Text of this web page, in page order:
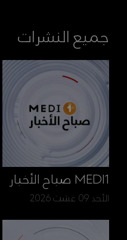
جميع النشرات
MEDI1 صباح الأخبار
الأحد 09 غشت 2026